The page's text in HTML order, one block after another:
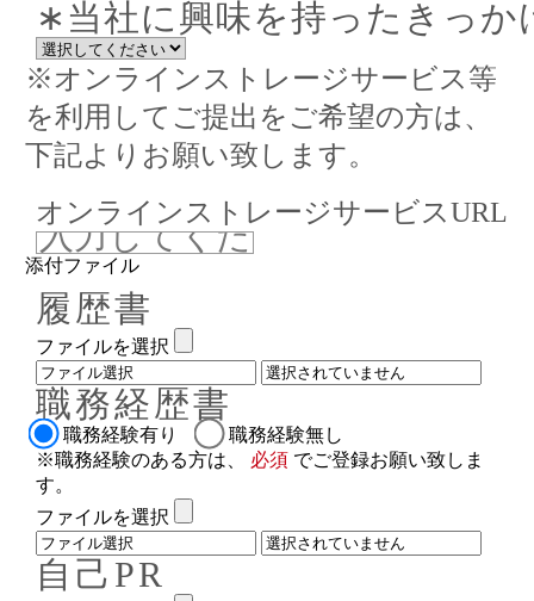
∗当社に興味を持ったきっか
※オンラインストレージサービス等
を利用してご提出をご希望の方は、
下記よりお願い致します。
オンラインストレージサービスURL
添付ファイル
履歴書
ファイルを選択
職務経歴書
職務経験有り
職務経験無し
※職務経験のある方は、
必須 でご登録お願い致しま
す。
ファイルを選択
自己PR